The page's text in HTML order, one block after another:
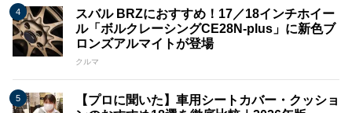
スバル BRZにおすすめ！17／18インチホイー
ル「ボルクレーシングCE28N-plus」に新色ブ
ロンズアルマイトが登場
クルマ
【プロに聞いた】車用シートカバー・クッショ